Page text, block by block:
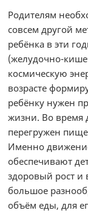
Родителям
совсем другой
ребёнка в эти
(желудочно-
космическую
возрасте
ребёнку нужен
жизни. Во время
перегружен
Именно
обеспечивают
здоровый рост и
большое
объём еды, для